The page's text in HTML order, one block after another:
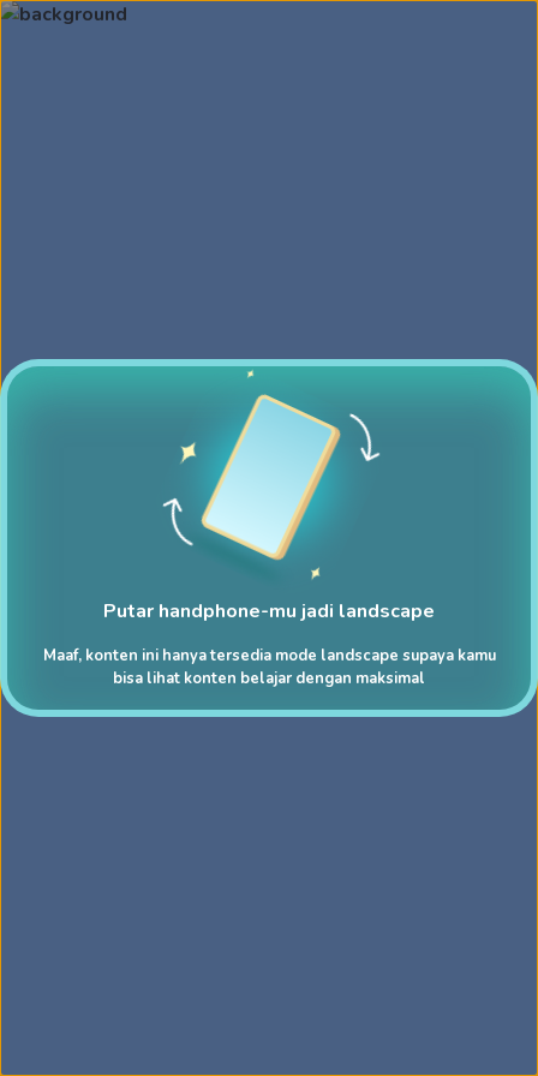
Putar handphone-mu jadi landscape
Maaf, konten ini hanya tersedia mode landscape supaya kamu
bisa lihat konten belajar dengan maksimal